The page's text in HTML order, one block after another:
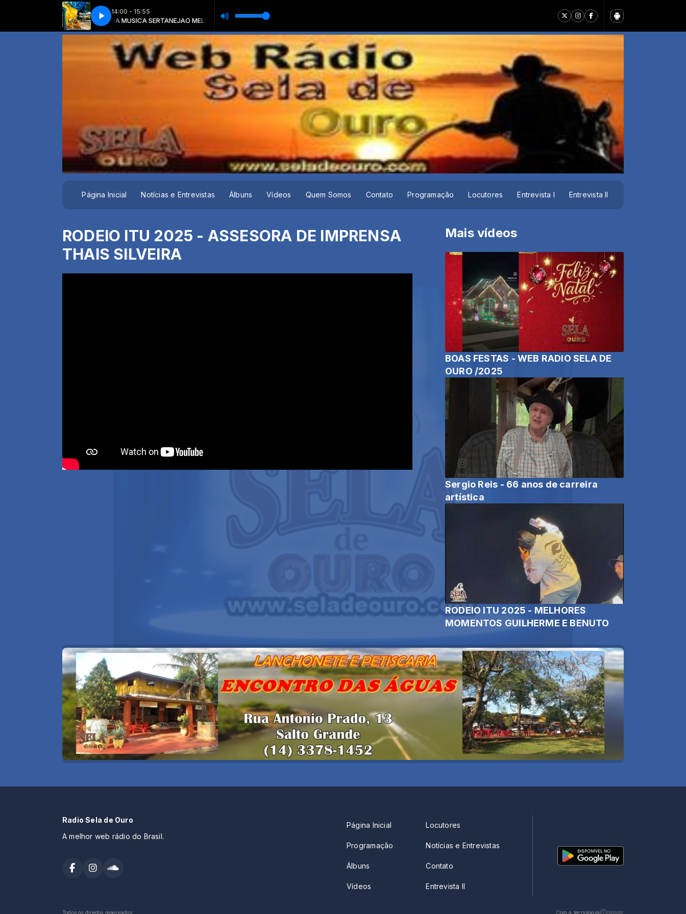
14:00 - 15:55
com O MELHOR DA MUSICA SERTANEJAO MELHOR DA MUSICA SERTANEJA com O MELHOR DA MUSICA SERTANEJA
MENDONÇA - TROCA DE CALAÇADAMARILIA MENDONÇA - TROCA DE CALAÇADA
Página Inicial Notícias e Entrevistas Álbuns Vídeos Quem Somos Contato Programação Locutores Entrevista I Entrevista II
RODEIO ITU 2025 - ASSESORA DE IMPRENSA
THAIS SILVEIRA
Mais vídeos
BOAS FESTAS - WEB RADIO SELA DE
OURO /2025
Sergio Reis - 66 anos de carreira
artística
RODEIO ITU 2025 - MELHORES
MOMENTOS GUILHERME E BENUTO
Radio Sela de Ouro
A melhor web rádio do Brasil.
Página Inicial
Programação
Álbuns
Vídeos
Locutores
Notícias e Entrevistas
Contato
Entrevista II
Todos os direitos reservados. Com a tecnologia